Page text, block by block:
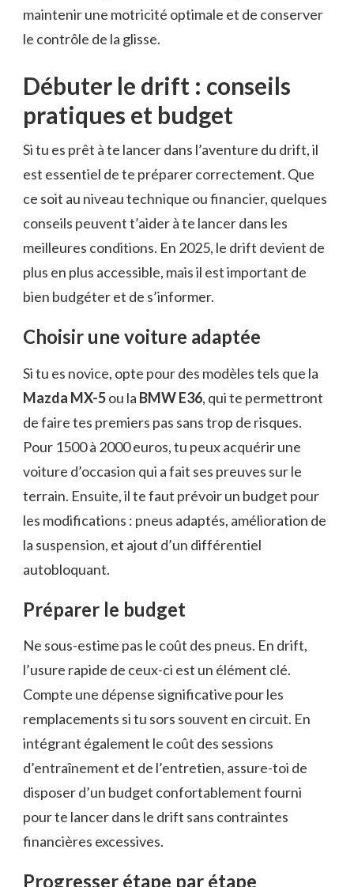
maintenir une motricité optimale et de conserver
le contrôle de la glisse.
Débuter le drift : conseils
pratiques et budget
Si tu es prêt à te lancer dans l’aventure du drift, il
est essentiel de te préparer correctement. Que
ce soit au niveau technique ou financier, quelques
conseils peuvent t’aider à te lancer dans les
meilleures conditions. En 2025, le drift devient de
plus en plus accessible, mais il est important de
bien budgéter et de s’informer.
Choisir une voiture adaptée
Si tu es novice, opte pour des modèles tels que la
Mazda MX-5ou la BMW E36, qui te permettront
de faire tes premiers pas sans trop de risques.
Pour 1500 à 2000 euros, tu peux acquérir une
voiture d’occasion qui a fait ses preuves sur le
terrain. Ensuite, il te faut prévoir un budget pour
les modifications : pneus adaptés, amélioration de
la suspension, et ajout d’un différentiel
autobloquant.
Préparer le budget
Ne sous-estime pas le coût des pneus. En drift,
l’usure rapide de ceux-ci est un élément clé.
Compte une dépense significative pour les
remplacements si tu sors souvent en circuit. En
intégrant également le coût des sessions
d’entraînement et de l’entretien, assure-toi de
disposer d’un budget confortablement fourni
pour te lancer dans le drift sans contraintes
financières excessives.
Progresser étape par étape